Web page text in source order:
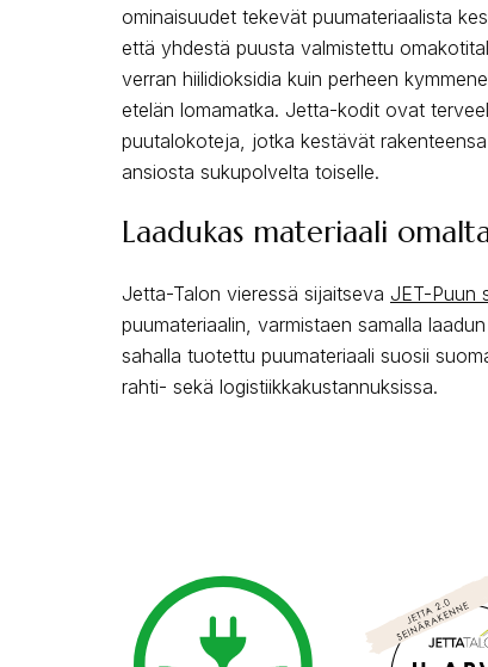
ominaisuudet tekevät puumateriaalista
että yhdestä puusta valmistettu
verran hiilidioksidia kuin perheen
etelän lomamatka. Jetta-kodit ovat
puutalokoteja, jotka kestävät
ansiosta sukupolvelta toiselle.
Laadukas materiaali
Jetta-Talon vieressä sijaitseva JET-Puun
puumateriaalin, varmistaen samalla
sahalla tuotettu puumateriaali suosii
rahti- sekä logistiikkakustannuksissa.